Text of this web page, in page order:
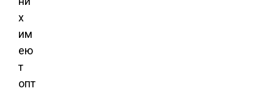
х
им
ею
т
опт